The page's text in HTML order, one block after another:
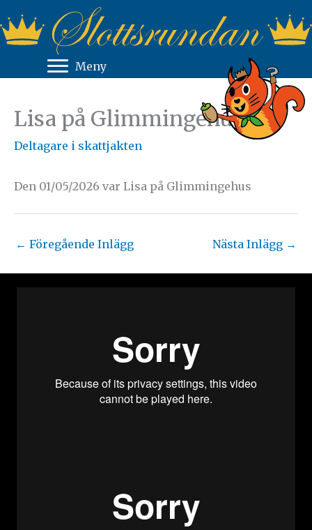
till
innehåll
Meny
Lisa på Glimmingehus
Deltagare i skattjakten
Den 01/05/2026 var Lisa på Glimmingehus
← Föregående Inlägg Nästa Inlägg →